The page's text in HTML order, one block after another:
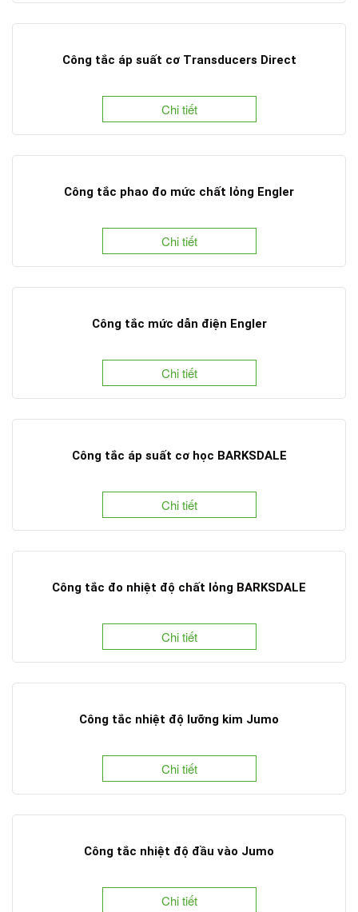
Công tắc áp suất cơ Transducers Direct
Chi tiết
Công tắc phao đo mức chất lỏng Engler
Chi tiết
Công tắc mức dẫn điện Engler
Chi tiết
Công tắc áp suất cơ học BARKSDALE
Chi tiết
Công tắc đo nhiệt độ chất lỏng BARKSDALE
Chi tiết
Công tắc nhiệt độ lưỡng kim Jumo
Chi tiết
Công tắc nhiệt độ đầu vào Jumo
Chi tiết